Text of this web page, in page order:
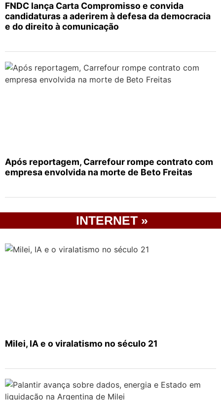
FNDC lança Carta Compromisso e convida
candidaturas a aderirem à defesa da democracia
e do direito à comunicação
Após reportagem, Carrefour rompe contrato com
empresa envolvida na morte de Beto Freitas
INTERNET »
Milei, IA e o viralatismo no século 21